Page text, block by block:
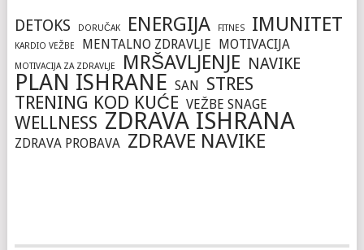
DETOKS DORUČAK ENERGIJA FITNES IMUNITET
KARDIO VEŽBE MENTALNO ZDRAVLJE MOTIVACIJA
MOTIVACIJA ZA ZDRAVLJE MRŠAVLJENJE NAVIKE
PLAN ISHRANE SAN STRES
TRENING KOD KUĆE VEŽBE SNAGE
WELLNESS ZDRAVA ISHRANA
ZDRAVA PROBAVA ZDRAVE NAVIKE